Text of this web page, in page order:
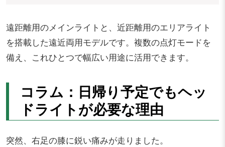
遠距離用のメインライトと、近距離用のエリアライト
を搭載した遠近両用モデルです。複数の点灯モードを
備え、これひとつで幅広い用途に活用できます。
コラム：日帰り予定でもヘッ
ドライトが必要な理由
突然、右足の膝に鋭い痛みが走りました。